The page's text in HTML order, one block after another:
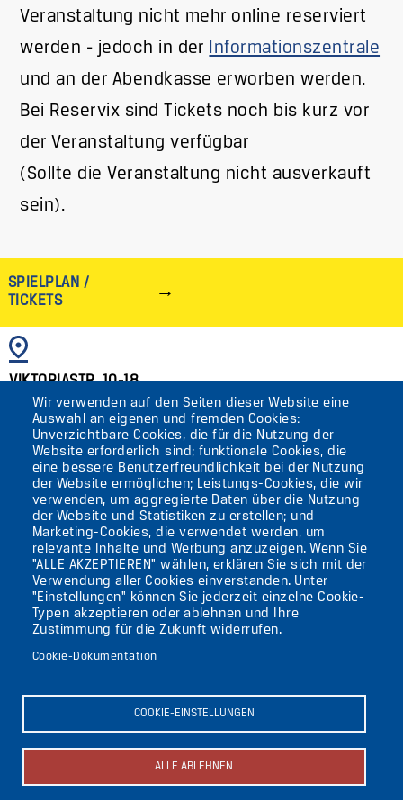
Wir verwenden auf den Seiten dieser Website eine
Auswahl an eigenen und fremden Cookies:
Unverzichtbare Cookies, die für die Nutzung der
Website erforderlich sind; funktionale Cookies, die
eine bessere Benutzerfreundlichkeit bei der Nutzung
der Website ermöglichen; Leistungs-Cookies, die wir
verwenden, um aggregierte Daten über die Nutzung
der Website und Statistiken zu erstellen; und
Marketing-Cookies, die verwendet werden, um
relevante Inhalte und Werbung anzuzeigen. Wenn Sie
"ALLE AKZEPTIEREN" wählen, erklären Sie sich mit der
Verwendung aller Cookies einverstanden. Unter
"Einstellungen" können Sie jederzeit einzelne Cookie-
Typen akzeptieren oder ablehnen und Ihre
Zustimmung für die Zukunft widerrufen.
Cookie-Dokumentation
COOKIE-EINSTELLUNGEN
ALLE ABLEHNEN
Veranstaltung nicht mehr online reserviert
werden - jedoch in der
Informationszentrale
und an der Abendkasse erworben werden.
Bei Reservix sind Tickets noch bis kurz vor
der Veranstaltung verfügbar
(Sollte die Veranstaltung nicht ausverkauft
sein).
SPIELPLAN /
TICKETS
BILD
VIKTORIASTR. 10-18
12105 BERLIN
TEMPELHOF
AKTUELLES
KONTAKT
DIE UFAFABRIK
BERLIN
Suche
Secondary
menu
(GERMAN)